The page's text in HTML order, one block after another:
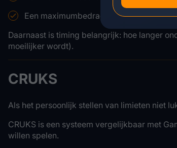
Een maximumbedrag dat bereid is te
Daarnaast is timing belangrijk: hoe langer
moeilijker wordt).
CRUKS
Als het persoonlijk stellen van limieten niet
CRUKS is een systeem vergelijkbaar met
willen spelen.